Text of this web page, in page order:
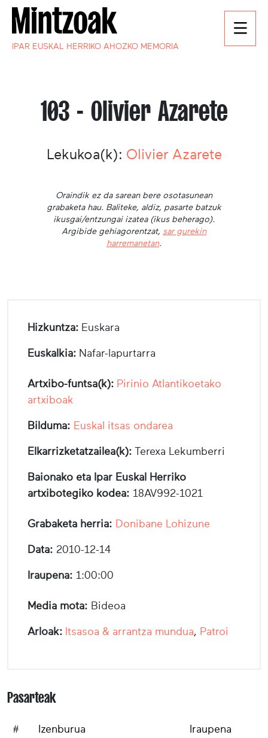
IPAR EUSKAL HERRIKO AHOZKO MEMORIA
103 - Olivier Azarete
Lekukoa(k): Olivier Azarete
Oraindik ez da sarean bere osotasunean
grabaketa hau. Baliteke, aldiz, pasarte batzuk
ikusgai/entzungai izatea (ikus beherago).
Argibide gehiagorentzat, sar gurekin
harremanetan.
Hizkuntza: Euskara
Euskalkia: Nafar-lapurtarra
Artxibo-funtsa(k): Pirinio Atlantikoetako
artxiboak
Bilduma: Euskal itsas ondarea
Elkarrizketatzailea(k): Terexa Lekumberri
Baionako eta Ipar Euskal Herriko
artxibotegiko kodea: 18AV992-1021
Grabaketa herria: Donibane Lohizune
Data: 2010-12-14
Iraupena: 1:00:00
Media mota: Bideoa
Arloak: Itsasoa & arrantza mundua, Patroi
Pasarteak
# Izenburua Iraupena